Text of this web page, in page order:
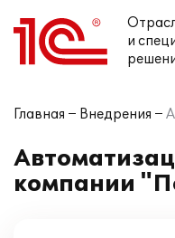
и
Главная Внедрения
компании